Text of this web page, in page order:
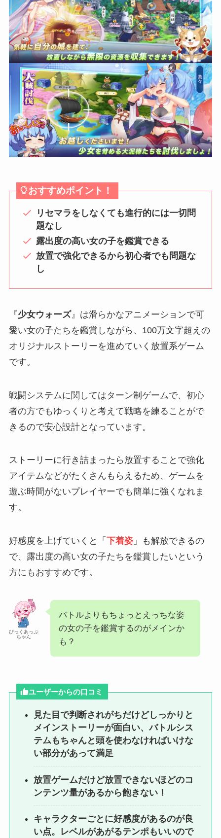
おすすめポイント！
リセマラをしなくても進行的には一切問
題なし
露出度の高い女の子を鑑賞できる
放置で強化できるから初心者でも問題な
し
『少女ウォーズ』は滑らかなアニメーションで可
愛い女の子たちを鑑賞しながら、100万文字超えの
オリジナルストーリーを進めていく放置系ゲーム
です。
戦闘システムに関してはターン制ゲームで、初心
者の方でもゆっくりと考えて戦略を練ることがで
きるので安心設計となっています。
ストーリーに行き詰まったら放置することで強化
アイテムなどがたくさんもらえるため、ゲームを
遊ぶ時間がないプレイヤーでも簡単に強くなれま
す。
好感度を上げていくと「 下着姿」も解放できるの
で、露出度の高い女の子たちを鑑賞したいという
方にもおすすめです。
ぴっくあっぷ
ちゃん
バトルよりもちょっとえっちな姿
の女の子を鑑賞するのがメインか
も？
ユーザーからの口コミ
見た目で判断されがちだけどしっかりと
メインストーリーが面白い、バトルシス
テムもちゃんと頭を使わなければいけな
い部分があって満足
放置ゲームだけど放置できないほどのコ
ンテンツ量があるから飽きない！
キャラクターごとに好感度があるのが良
い点。レベルがあがるテンポもいいので